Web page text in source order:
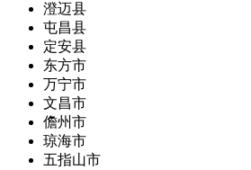
澄迈县
屯昌县
定安县
东方市
万宁市
文昌市
儋州市
琼海市
五指山市